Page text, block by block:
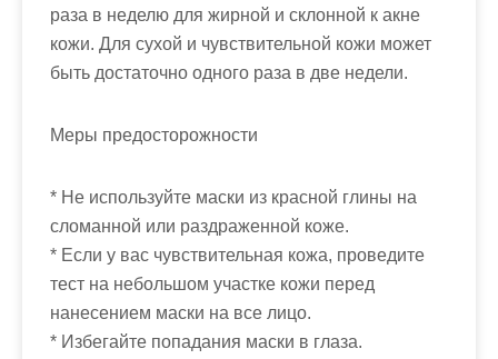
раза в неделю для жирной и склонной к акне
кожи. Для сухой и чувствительной кожи может
быть достаточно одного раза в две недели.
Меры предосторожности
* Не используйте маски из красной глины на
сломанной или раздраженной коже.
* Если у вас чувствительная кожа, проведите
тест на небольшом участке кожи перед
нанесением маски на все лицо.
* Избегайте попадания маски в глаза.